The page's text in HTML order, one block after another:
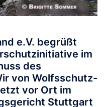
e.V. begrüßt
im
des
von Wolfsschutz-
vor Ort im
Stuttgart